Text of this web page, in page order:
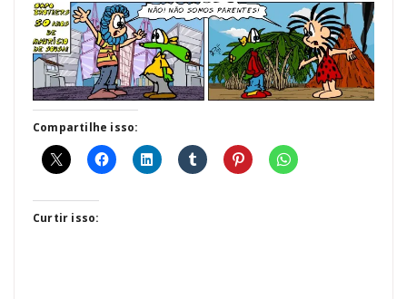
Compartilhe isso:
Curtir isso: